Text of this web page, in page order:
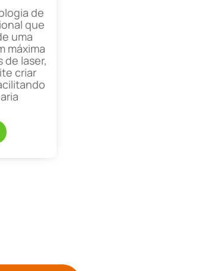
de
que
uma
máxima
de laser,
criar